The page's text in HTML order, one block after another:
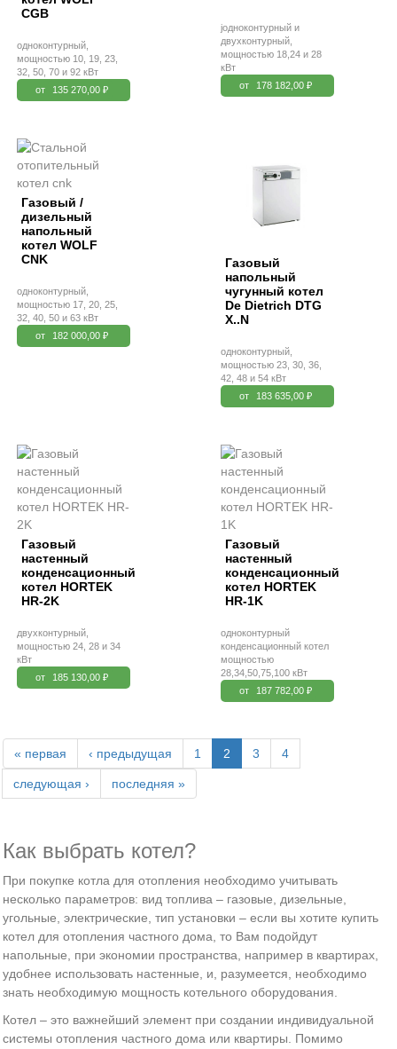
CGB
одноконтурный,
мощностью 10, 19, 23,
32, 50, 70 и 92 кВт
от
135 270,00 ₽
jодноконтурный и
двухконтурный,
мощностью 18,24 и 28
кВт
от
178 182,00 ₽
Газовый /
дизельный
напольный
котел WOLF
CNK
одноконтурный,
мощностью 17, 20, 25,
32, 40, 50 и 63 кВт
от
182 000,00 ₽
Газовый
напольный
чугунный котел
De Dietrich DTG
X..N
одноконтурный,
мощностью 23, 30, 36,
42, 48 и 54 кВт
от
183 635,00 ₽
Газовый
настенный
конденсационный
котел HORTEK
HR-2K
двухконтурный,
мощностью 24, 28 и 34
кВт
от
185 130,00 ₽
Газовый
настенный
конденсационный
котел HORTEK
HR-1K
одноконтурный
конденсационный котел
мощностью
28,34,50,75,100 кВт
от
187 782,00 ₽
« первая ‹ предыдущая 1 2 3 4
следующая › последняя »
Как выбрать котел?
При покупке котла для отопления необходимо учитывать
несколько параметров: вид топлива – газовые, дизельные,
угольные, электрические, тип установки – если вы хотите купить
котел для отопления частного дома, то Вам подойдут
напольные, при экономии пространства, например в квартирах,
удобнее использовать настенные, и, разумеется, необходимо
знать необходимую мощность котельного оборудования.
Котел – это важнейший элемент при создании индивидуальной
системы отопления частного дома или квартиры. Помимо